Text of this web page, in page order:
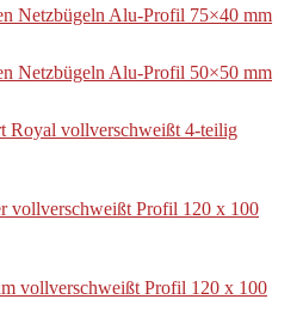
Netzbügeln Alu-Profil 75×40 mm
Netzbügeln Alu-Profil 50×50 mm
Royal vollverschweißt 4-teilig
vollverschweißt Profil 120 x 100
vollverschweißt Profil 120 x 100